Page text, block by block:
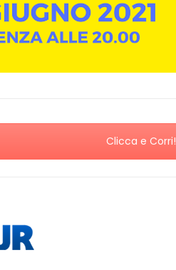
Clicca e Corri!